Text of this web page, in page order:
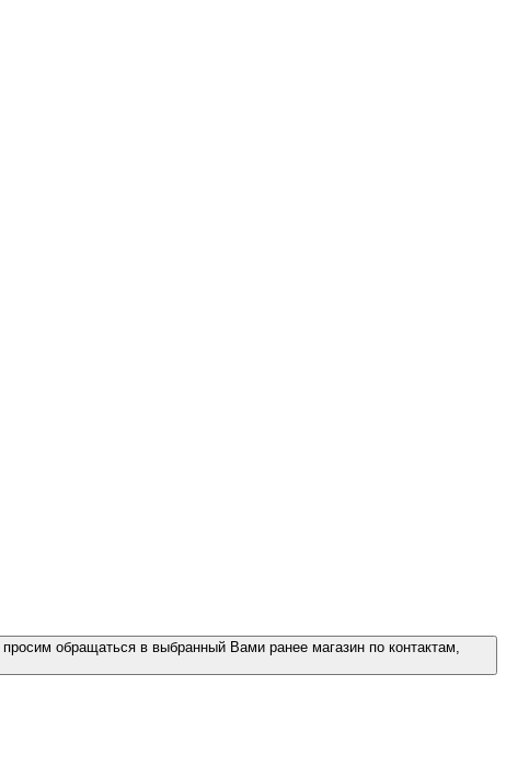
обращаться в выбранный Вами ранее магазин по контактам,